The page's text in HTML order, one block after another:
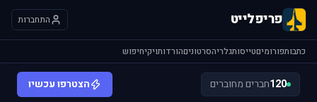
פריפלייט התחברות
כתבותפורומיםטייסותגלריהסרטוניםהורדותויקיחיפוש
120חברים מחוברים הצטרפו עכשיו